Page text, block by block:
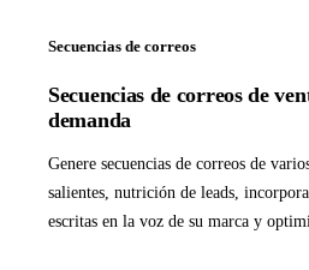
Secuencias de correos
Secuencias de correos de
demanda
Genere secuencias de correos de
salientes, nutrición de leads,
escritas en la voz de su marca y